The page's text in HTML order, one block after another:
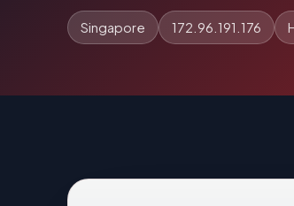
Singapore 172.96.191.176